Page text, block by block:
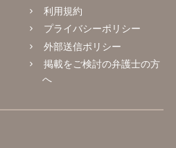
利用規約
プライバシーポリシー
外部送信ポリシー
掲載をご検討の弁護士の方
へ